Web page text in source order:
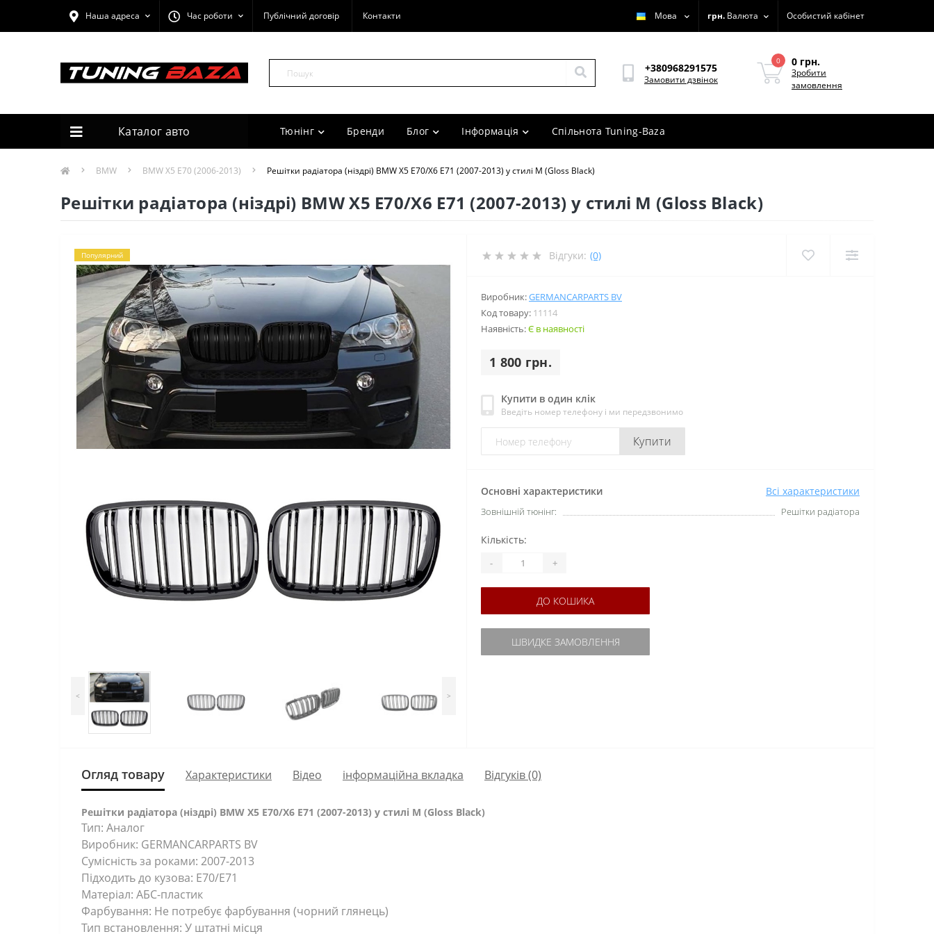
Наша адреса Час роботи Публічний договір Контакти Мова грн. Валюта Особистий кабінет
+380968291575
Замовити дзвінок
0 0 грн.
Зробити
замовлення
Каталог авто Тюнінг Бренди Блог Інформація Спільнота Tuning-Baza
BMW BMW X5 E70 (2006-2013) Решітки радіатора (ніздрі) BMW X5 E70/X6 E71 (2007-2013) у стилі М (Gloss Black)
Решітки радіатора (ніздрі) BMW X5 E70/X6 E71 (2007-2013) у стилі М (Gloss Black)
Популярний
< >
Відгуки: (0)
Виробник:GERMANCARPARTS BV
Код товару: 11114
Наявність:Є в наявності
1 800 грн.
Купити в один клік
Введіть номер телефону і ми передзвонимо
Купити
Основні характеристики Всі характеристики
Зовнішній тюнінг: Решітки радіатора
Кількість:
- +
ДО КОШИКА
ШВИДКЕ ЗАМОВЛЕННЯ
Огляд товару Характеристики Відео інформаційна вкладка Відгуків (0)
Решітки радіатора (ніздрі) BMW X5 E70/X6 E71 (2007-2013) у стилі М (Gloss Black)
Тип: Аналог
Виробник: GERMANCARPARTS BV
Сумісність за роками: 2007-2013
Підходить до кузова: E70/E71
Матеріал: АБС-пластик
Фарбування: Не потребує фарбування (чорний глянець)
Тип встановлення: У штатні місця